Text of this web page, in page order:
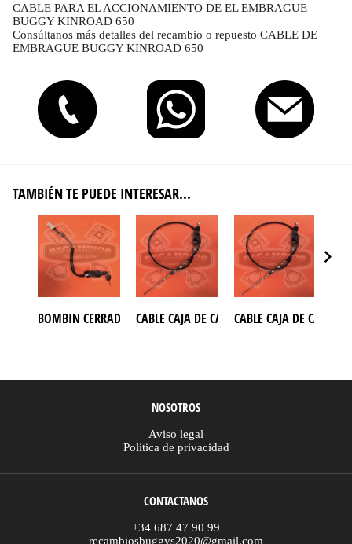
CABLE PARA EL ACCIONAMIENTO DE EL EMBRAGUE
BUGGY KINROAD 650
Consúltanos más detalles del recambio o repuesto CABLE DE
EMBRAGUE BUGGY KINROAD 650
TAMBIÉN TE PUEDE INTERESAR...
BOMBIN CERRADURA CON LLAVES MODELO 4 CABLES PARA ATV
CABLE CAJA DE CAMBIO BUGGY GOKA 650
CABLE CAJA DE
NOSOTROS
Aviso legal
Política de privacidad
CONTACTANOS
+34 687 47 90 99
recambiosbuggys2020@gmail.com